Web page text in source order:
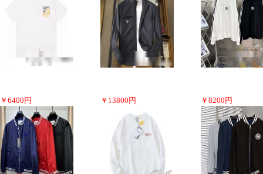
￥ 6400 円 ￥ 13800 円 ￥ 8200 円